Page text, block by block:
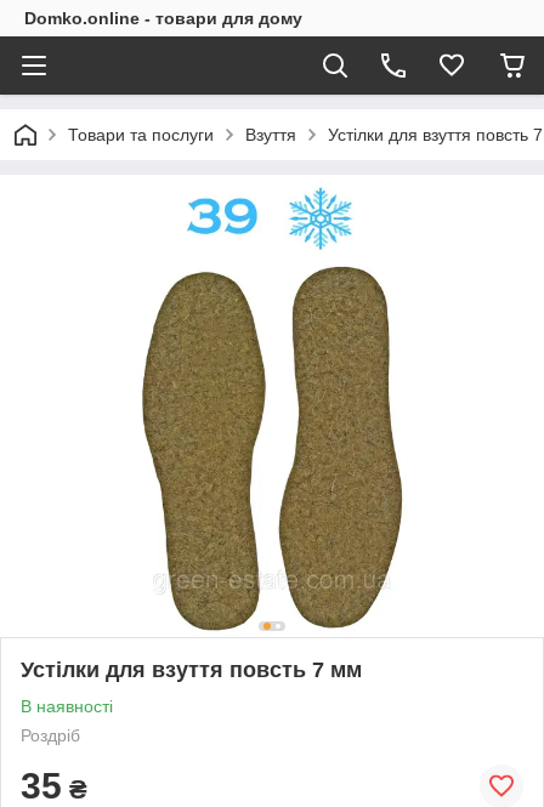
Domko.online - товари для дому
Товари та послуги Взуття Устілки для взуття повсть
Устілки для взуття повсть 7 мм
В наявності
Роздріб
35 ₴